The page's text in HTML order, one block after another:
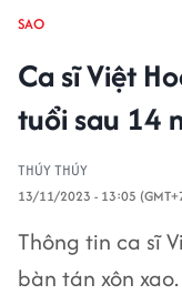
SAO
Ca sĩ Việt
tuổi sau 14
THÚY THÚY
13/11/2023 - 13:05
Thông tin ca sĩ
bàn tán xôn xao.